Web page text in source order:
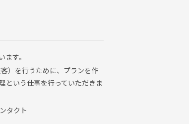
す。
）を行うために、プランを作
という仕事を行っていただきま
タクト